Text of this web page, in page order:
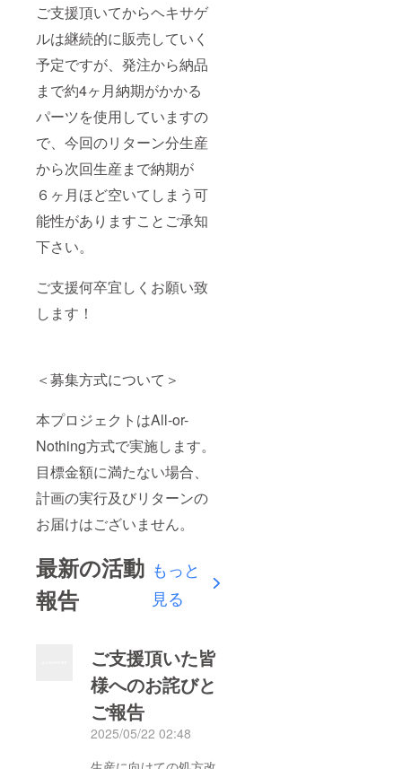
ご支援頂いてからヘキサゲ
ルは継続的に販売していく
予定ですが、発注から納品
まで約4ヶ月納期がかかる
パーツを使用していますの
で、今回のリターン分生産
から次回生産まで納期が
６ヶ月ほど空いてしまう可
能性がありますことご承知
下さい。
ご支援何卒宜しくお願い致
します！
＜募集方式について＞
本プロジェクトはAll-or-
Nothing方式で実施します。
目標金額に満たない場合、
計画の実行及びリターンの
お届けはございません。
最新の活動
報告
もっと
見る
ご支援頂いた皆
様へのお詫びと
ご報告
2025/05/22 02:48